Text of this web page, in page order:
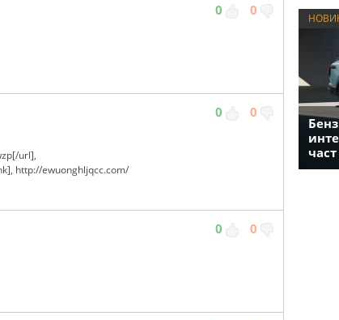
0 0
0 0
url],
http://ewuonghljqcc.com/
0 0
част